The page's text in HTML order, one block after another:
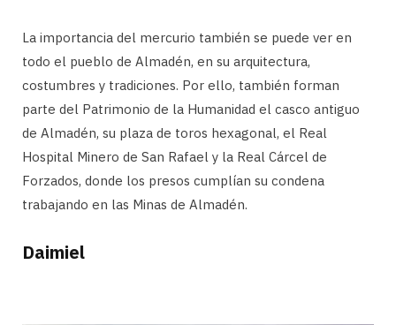
La importancia del mercurio también se puede ver en
todo el pueblo de Almadén, en su arquitectura,
costumbres y tradiciones. Por ello, también forman
parte del Patrimonio de la Humanidad el casco antiguo
de Almadén, su plaza de toros hexagonal, el Real
Hospital Minero de San Rafael y la Real Cárcel de
Forzados, donde los presos cumplían su condena
trabajando en las Minas de Almadén.
Daimiel